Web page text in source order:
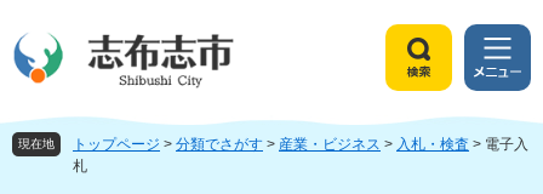
ジ
頭
ュ
飛
索
メ
ニ
ュ
ー
現在地 トップページ > 分類でさがす > 産業・ビジネス > 入札・検査 > 電子入
札